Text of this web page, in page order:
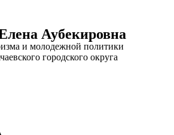
Аубекировна
и молодежной политики
городского округа